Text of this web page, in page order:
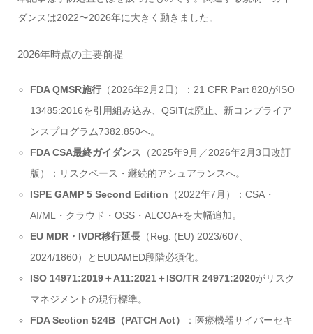
ダンスは2022〜2026年に大きく動きました。
2026年時点の主要前提
FDA QMSR施行 （2026年2月2日）：21 CFR Part 820がISO
13485:2016を引用組み込み、QSITは廃止、新コンプライア
ンスプログラム7382.850へ。
FDA CSA最終ガイダンス （2025年9月／2026年2月3日改訂
版）：リスクベース・継続的アシュアランスへ。
ISPE GAMP 5 Second Edition （2022年7月）：CSA・
AI/ML・クラウド・OSS・ALCOA+を大幅追加。
EU MDR・IVDR移行延長 （Reg. (EU) 2023/607、
2024/1860）とEUDAMED段階必須化。
ISO 14971:2019＋A11:2021＋ISO/TR 24971:2020がリスク
マネジメントの現行標準。
FDA Section 524B（PATCH Act）
：医療機器サイバーセキ